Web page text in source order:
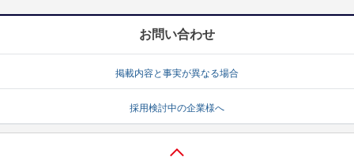
お問い合わせ
掲載内容と事実が異なる場合
採用検討中の企業様へ